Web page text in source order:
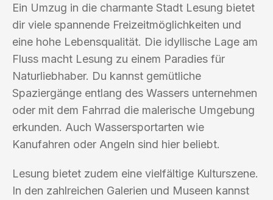
Ein Umzug in die charmante Stadt Lesung bietet
dir viele spannende Freizeitmöglichkeiten und
eine hohe Lebensqualität. Die idyllische Lage am
Fluss macht Lesung zu einem Paradies für
Naturliebhaber. Du kannst gemütliche
Spaziergänge entlang des Wassers unternehmen
oder mit dem Fahrrad die malerische Umgebung
erkunden. Auch Wassersportarten wie
Kanufahren oder Angeln sind hier beliebt.
Lesung bietet zudem eine vielfältige Kulturszene.
In den zahlreichen Galerien und Museen kannst